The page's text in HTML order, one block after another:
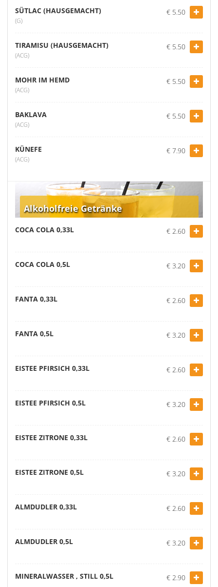
SÜTLAC (HAUSGEMACHT)
(G)
€ 5.50
TIRAMISU (HAUSGEMACHT)
(ACG)
€ 5.50
MOHR IM HEMD
(ACG)
€ 5.50
BAKLAVA
(ACG)
€ 5.50
KÜNEFE
(ACG)
€ 7.90
Alkoholfreie Getränke
COCA COLA 0,33L € 2.60
COCA COLA 0,5L € 3.20
FANTA 0,33L € 2.60
FANTA 0,5L € 3.20
EISTEE PFIRSICH 0,33L € 2.60
EISTEE PFIRSICH 0,5L € 3.20
EISTEE ZITRONE 0,33L € 2.60
EISTEE ZITRONE 0,5L € 3.20
ALMDUDLER 0,33L € 2.60
ALMDUDLER 0,5L € 3.20
MINERALWASSER , STILL 0,5L € 2.90